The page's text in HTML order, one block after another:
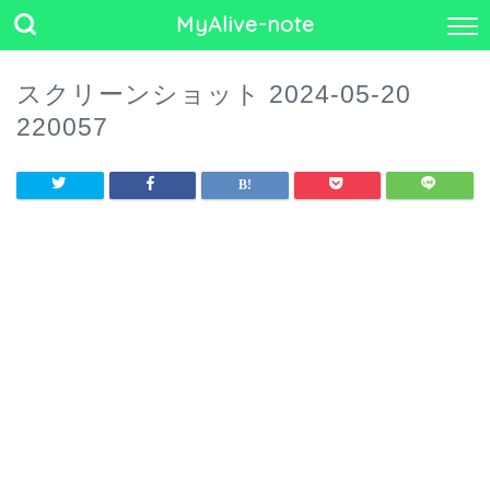
MyAlive-note
スクリーンショット 2024-05-20
220057